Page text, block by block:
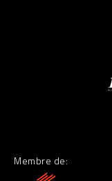
Membre de: